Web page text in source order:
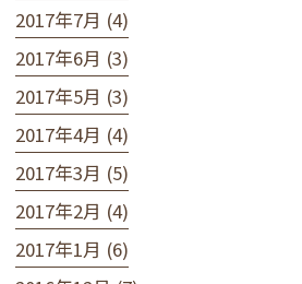
2017年7月 (4)
2017年6月 (3)
2017年5月 (3)
2017年4月 (4)
2017年3月 (5)
2017年2月 (4)
2017年1月 (6)